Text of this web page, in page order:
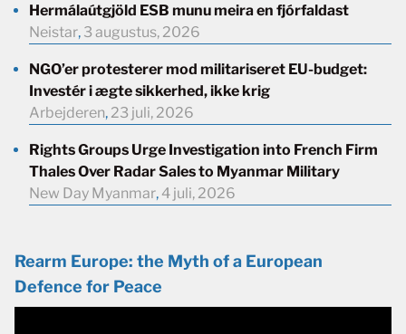
Hermálaútgjöld ESB munu meira en fjórfaldast
Neistar, 3 augustus, 2026
NGO’er protesterer mod militariseret EU-budget:
Investér i ægte sikkerhed, ikke krig
Arbejderen, 23 juli, 2026
Rights Groups Urge Investigation into French Firm
Thales Over Radar Sales to Myanmar Military
New Day Myanmar, 4 juli, 2026
Rearm Europe: the Myth of a European
Defence for Peace